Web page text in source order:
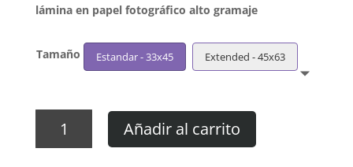
lámina en papel fotográfico alto gramaje
Tamaño Estandar - 33x45 Extended - 45x63
Green
Añadir al carrito